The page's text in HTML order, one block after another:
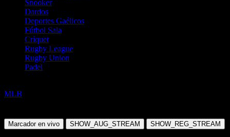
Snooker
Dardos
Deportes Gaélicos
Fútbol Sala
Críquet
Rugby League
Rugby Union
Padel
MLB
Marcador en vivo SHOW_AUG_STREAM SHOW_REG_STREAM